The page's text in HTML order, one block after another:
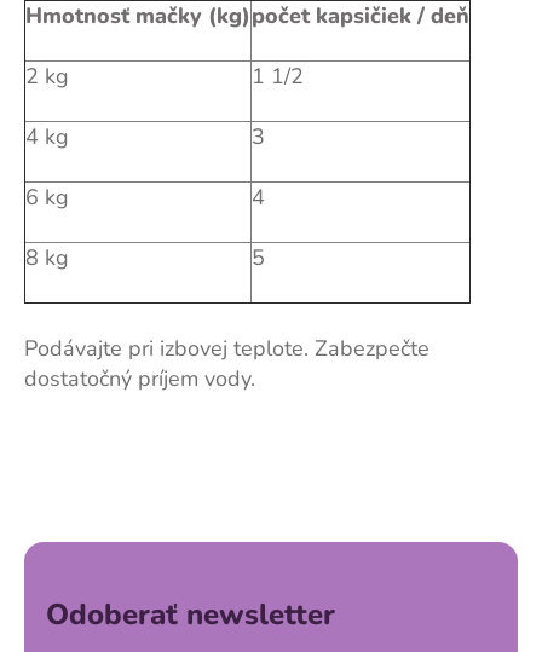
Hmotnosť mačky (kg)počet kapsičiek / deň
2 kg 1 1/2
4 kg 3
6 kg 4
8 kg 5
Podávajte pri izbovej teplote. Zabezpečte
dostatočný príjem vody.
Odoberať newsletter